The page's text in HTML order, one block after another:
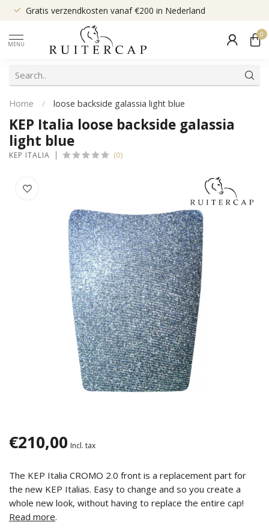
Gratis verzendkosten vanaf €200 in Nederland
MENU
0
Home / loose backside galassia light blue
KEP Italia loose backside galassia
light blue
KEP ITALIA (0)
€210,00 Incl. tax
The KEP Italia CROMO 2.0 front is a replacement part for
the new KEP Italias. Easy to change and so you create a
whole new look, without having to replace the entire cap!
Read more.